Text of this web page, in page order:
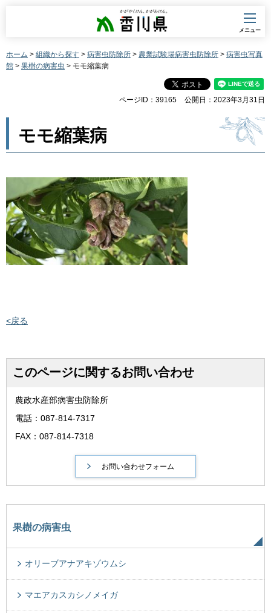
香川県
メニュー
ホーム > 組織から探す > 病害虫防除所 > 農業試験場病害虫防除所 > 病害虫写真
館 > 果樹の病害虫 > モモ縮葉病
ページID：39165 公開日：2023年3月31日
モモ縮葉病
<戻る
このページに関するお問い合わせ
農政水産部病害虫防除所
電話：087-814-7317
FAX：087-814-7318
果樹の病害虫
オリーブアナアキゾウムシ
マエアカスカシノメイガ